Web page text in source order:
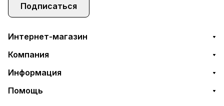
Подписаться
Интернет-магазин
Компания
Информация
Помощь